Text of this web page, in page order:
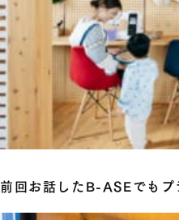
前回お話したB-ASEでもプ